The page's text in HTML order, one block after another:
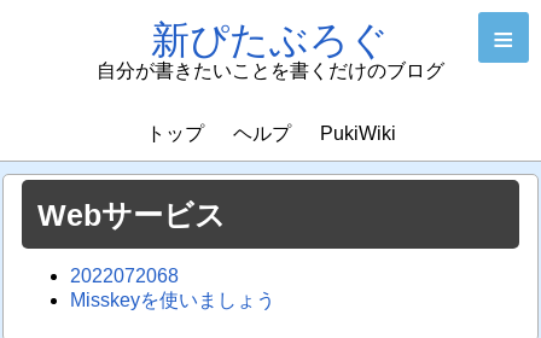
新ぴたぶろぐ
自分が書きたいことを書くだけのブログ
≡
トップ ヘルプ PukiWiki
Webサービス
2022072068
Misskeyを使いましょう